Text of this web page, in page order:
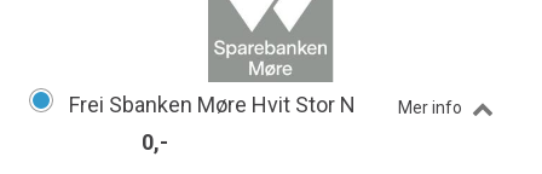
Frei Sbanken Møre Hvit Stor N Mer info
0,-